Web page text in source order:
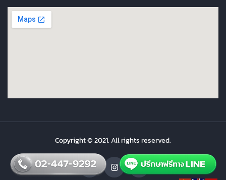
Copyright © 2021. All rights reserved.